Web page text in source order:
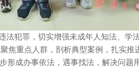
法犯罪，切实增强未成年人知法、学
焦重点人群，剖析典型案例，扎实推
形成办事依法，遇事找法，解决问题